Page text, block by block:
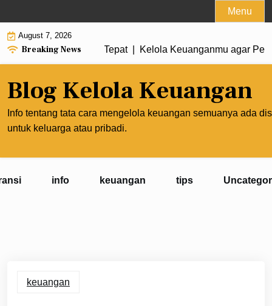
to
content
Menu
August 7, 2026
Breaking News
Prioritas yang Tepat |Kelola Keuanganmu agar
Blog Kelola Keuangan
Info tentang tata cara mengelola keuangan semuanya ada
untuk keluarga atau pribadi.
info keuangan tips
keuangan